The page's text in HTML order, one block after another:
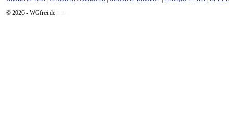
© 2026 - WGfrei.de